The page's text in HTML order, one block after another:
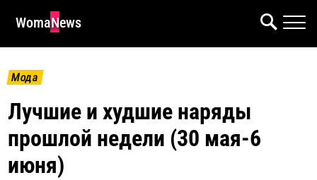
WomaNews
Мода
Лучшие и худшие наряды
прошлой недели (30 мая-6
июня)